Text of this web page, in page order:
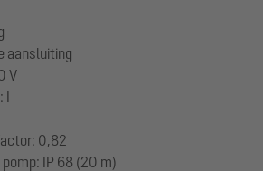
aansluiting
V
I
0,82
IP 68 (20 m)